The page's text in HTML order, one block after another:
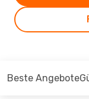
Beste Angebote